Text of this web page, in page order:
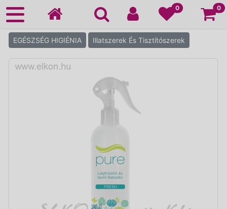
0 0
EGÉSZSÉG HIGIÉNIA Illatszerek És Tisztítószerek